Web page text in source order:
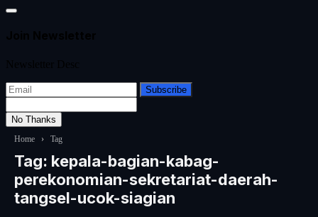
Subscribe
No Thanks
Home › Tag
Tag: kepala-bagian-kabag-
perekonomian-sekretariat-daerah-
tangsel-ucok-siagian